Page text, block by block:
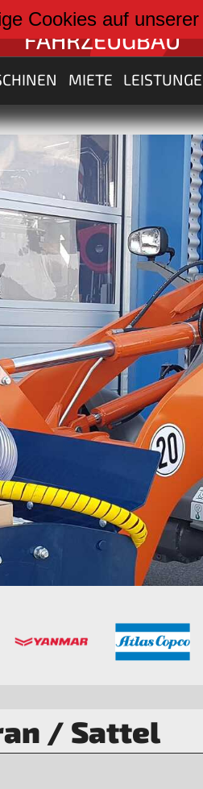
weiter zu:
FAHRZEUGBAU
MIETE
/ Sattel
Cookies auf